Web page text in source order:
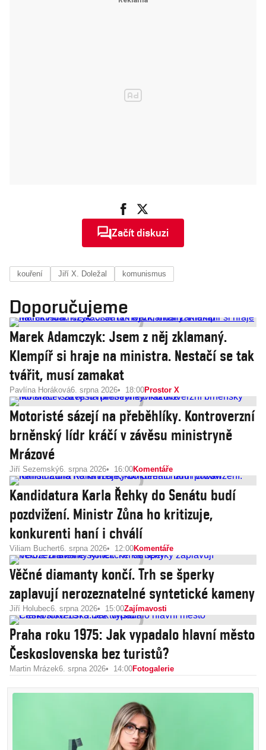
Začít diskuzi
kouření Jiří X. Doležal komunismus
Doporučujeme
Marek Adamczyk: Jsem z něj zklamaný.
Klempíř si hraje na ministra. Nestačí se tak
tvářit, musí zamakat
Pavlína Horáková6. srpna 2026 18:00Prostor X
Motoristé sázejí na přeběhlíky. Kontroverzní
brněnský lídr kráčí v závěsu ministryně
Mrázové
Jiří Sezemský6. srpna 2026 16:00Komentáře
Kandidatura Karla Řehky do Senátu budí
pozdvižení. Ministr Zůna ho kritizuje,
konkurenti haní i chválí
Viliam Buchert6. srpna 2026 12:00Komentáře
Věčné diamanty končí. Trh se šperky
zaplavují nerozeznatelné syntetické kameny
Jiří Holubec6. srpna 2026 15:00Zajímavosti
Praha roku 1975: Jak vypadalo hlavní město
Československa bez turistů?
Martin Mrázek6. srpna 2026 14:00Fotogalerie